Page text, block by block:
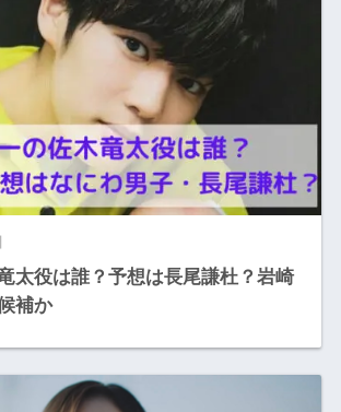
太役は誰？予想は長尾謙杜？岩崎
補か